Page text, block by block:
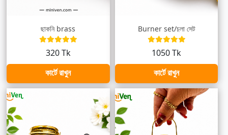
ছাকনি brass
320 Tk
কার্টে রাখুন
Burner set/চুলা সেট
1050 Tk
কার্টে রাখুন